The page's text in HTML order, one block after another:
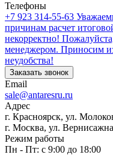
Телефоны
+7 923 314-55-63
причинам расчет
некорректно!
менеджером. Приносим
неудобства!
Заказать звонок
Email
sale@antaresru.ru
Адрес
г. Красноярск, ул.
г. Москва, ул.
Режим работы
Пн - Пт: с 9:00 до 18:00